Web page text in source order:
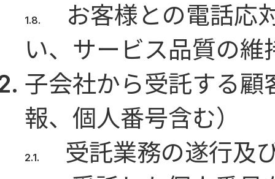
お客様との電話応
い、サービス品質の
子会社から受託する
報、個人番号含む）
受託業務の遂行及